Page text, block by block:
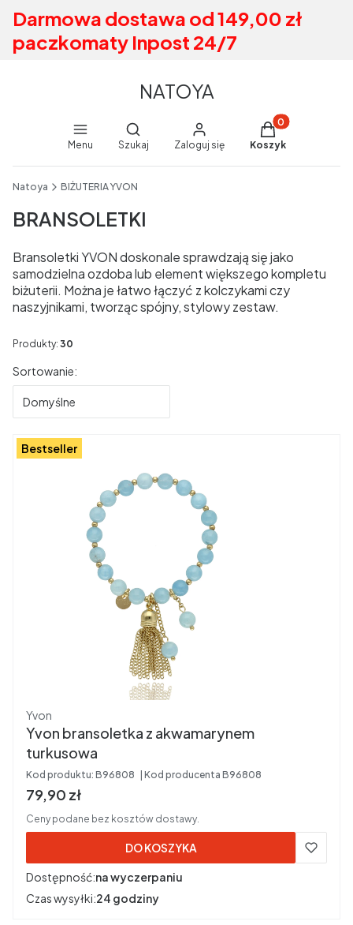
Darmowa dostawa od 149,00 zł
paczkomaty Inpost 24/7
NATOYA
Menu
Otwórz wyszukiwarkę
Szukaj Zaloguj się
Produkty w
Koszyk
Natoya BIŻUTERIA YVON
BRANSOLETKI
Bransoletki YVON doskonale sprawdzają się jako
samodzielna ozdoba lub element większego kompletu
biżuterii. Można je łatwo łączyć z kolczykami czy
naszyjnikami, tworząc spójny, stylowy zestaw.
Produkty: 30
Lista produktów
Sortowanie:
Domyślne
Bestseller
Producent
Yvon
Yvon bransoletka z akwamarynem
turkusowa
Kod produktu: B96808 Kod producenta B96808
Cena brutto
79,90 zł
Ceny podane bez kosztów dostawy.
DO KOSZYKA
Dostępność:na wyczerpaniu
Czas wysyłki:24 godziny